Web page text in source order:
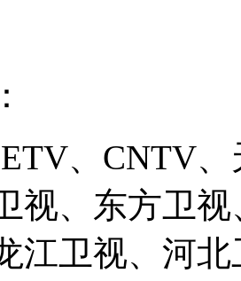
、CNTV
视、东方卫
江卫视、河北